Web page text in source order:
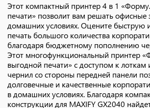
Этот компактный принтер 4 в 1
печати» позволит вам решать офисные
домашних условиях. Оцените быструю
печать большого количества
благодаря бюджетному пополнению
Этот многофункциональный принтер
выгодной печати» с доступом к лоткам
чернил со стороны передней панели
долговечные и качественные
в домашних условиях. Благодаря
конструкции для MAXIFY GX2040